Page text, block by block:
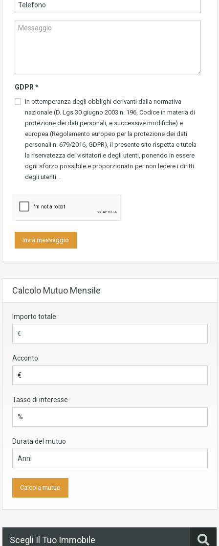
GDPR *
In ottemperanza degli obblighi derivanti dalla normativa
nazionale (D. Lgs 30 giugno 2003 n. 196, Codice in materia di
protezione dei dati personali, e successive modifiche) e
europea (Regolamento europeo per la protezione dei dati
personali n. 679/2016, GDPR), il presente sito rispetta e tutela
la riservatezza dei visitatori e degli utenti, ponendo in essere
ogni sforzo possibile e proporzionato per non ledere i diritti
degli utenti. .
Calcolo Mutuo Mensile
Importo totale
Acconto
Tasso di interesse
Durata del mutuo
Scegli Il Tuo Immobile